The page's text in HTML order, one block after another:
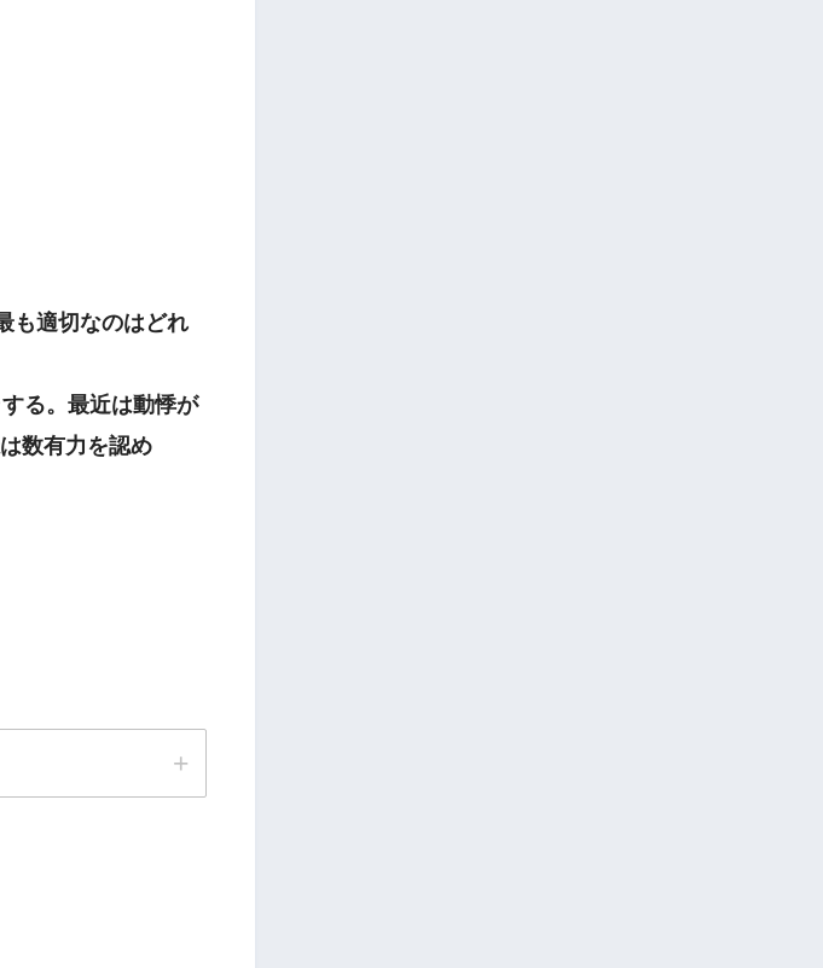
も適切なのはどれ
る。最近は動悸が
数有力を認め